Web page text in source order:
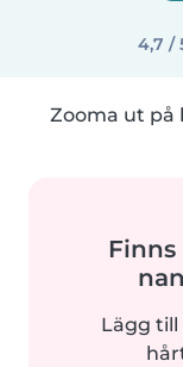
4,7 /
Zooma ut
Finns
Lägg till